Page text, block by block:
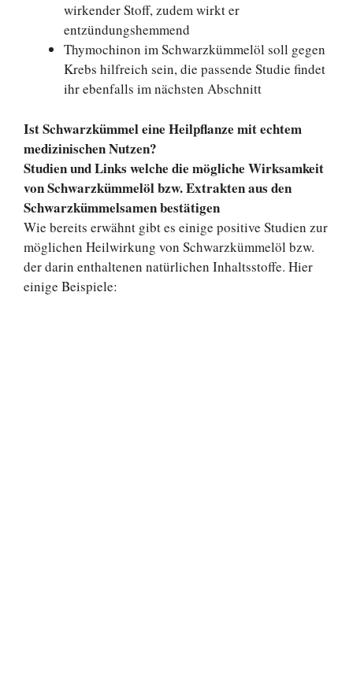
wirkender Stoff, zudem wirkt er
entzündungshemmend
Thymochinon im Schwarzkümmelöl soll gegen
Krebs hilfreich sein, die passende Studie findet
ihr ebenfalls im nächsten Abschnitt
Ist Schwarzkümmel eine Heilpflanze mit echtem
medizinischen Nutzen?
Studien und Links welche die mögliche Wirksamkeit
von Schwarzkümmelöl bzw. Extrakten aus den
Schwarzkümmelsamen bestätigen
Wie bereits erwähnt gibt es einige positive Studien zur
möglichen Heilwirkung von Schwarzkümmelöl bzw.
der darin enthaltenen natürlichen Inhaltsstoffe. Hier
einige Beispiele: